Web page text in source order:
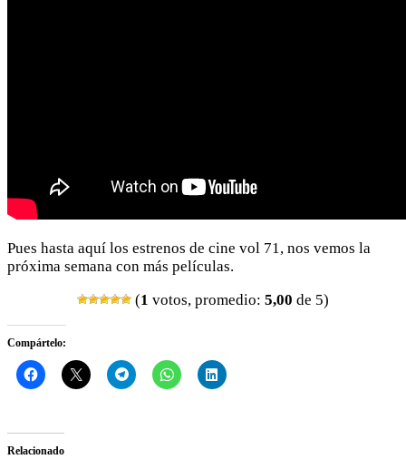
Pues hasta aquí los estrenos de cine vol 71, nos vemos la
próxima semana con más películas.
(1 votos, promedio: 5,00 de 5)
Compártelo:
Relacionado